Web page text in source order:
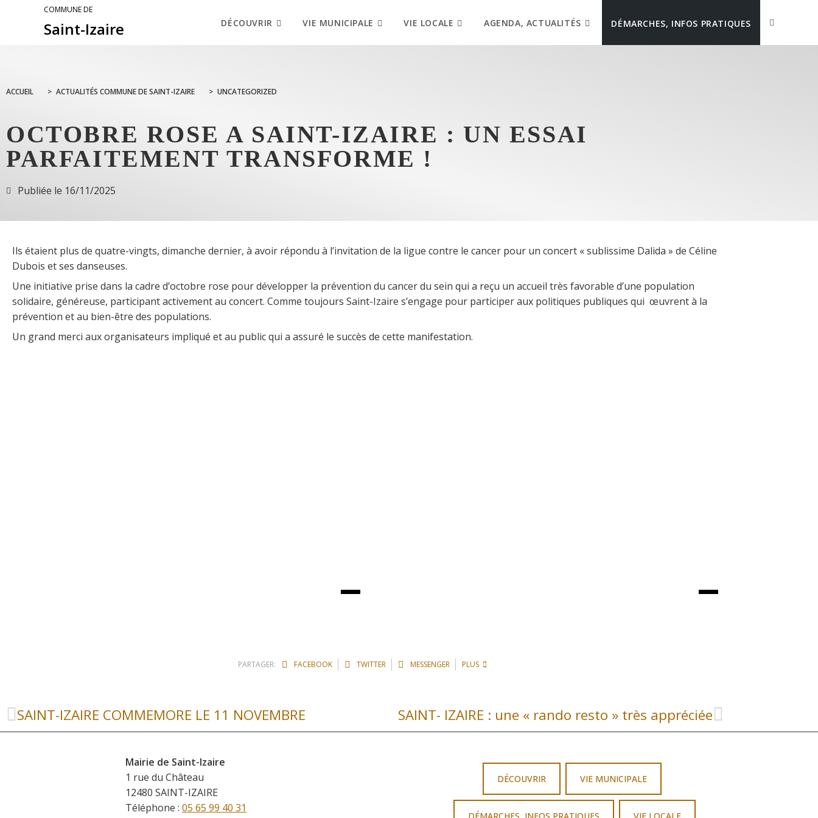
COMMUNE DE
Saint-Izaire DÉCOUVRIR VIE MUNICIPALE VIE LOCALE AGENDA, ACTUALITÉS DÉMARCHES, INFOS PRATIQUES
ACCUEIL > ACTUALITÉS COMMUNE DE SAINT-IZAIRE > UNCATEGORIZED
OCTOBRE ROSE A SAINT-IZAIRE : UN ESSAI
PARFAITEMENT TRANSFORME !
Publiée le 16/11/2025
Ils étaient plus de quatre-vingts, dimanche dernier, à avoir répondu à l’invitation de la ligue contre le cancer pour un concert « sublissime Dalida » de Céline
Dubois et ses danseuses.
Une initiative prise dans la cadre d’octobre rose pour développer la prévention du cancer du sein qui a reçu un accueil très favorable d’une population
solidaire, généreuse, participant activement au concert. Comme toujours Saint-Izaire s’engage pour participer aux politiques publiques qui œuvrent à la
prévention et au bien-être des populations.
Un grand merci aux organisateurs impliqué et au public qui a assuré le succès de cette manifestation.
PARTAGER: FACEBOOK TWITTER MESSENGER PLUS
SAINT-IZAIRE COMMEMORE LE 11 NOVEMBRE SAINT- IZAIRE : une « rando resto » très appréciée
Mairie de Saint-Izaire
1 rue du Château
12480 SAINT-IZAIRE
Téléphone : 05 65 99 40 31
DÉCOUVRIR VIE MUNICIPALE